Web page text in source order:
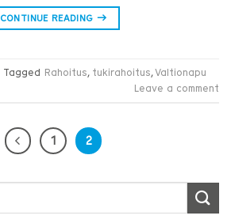
CONTINUE READING →
Tagged Rahoitus, tukirahoitus,Valtionapu
Leave a comment
1 2